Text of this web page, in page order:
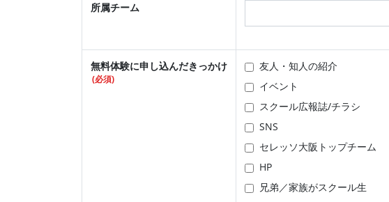
所属チーム
無料体験に申し込んだきっかけ
(必須)
友人・知人の紹介
イベント
スクール広報誌/チラシ
SNS
セレッソ大阪トップチーム
HP
兄弟／家族がスクール生